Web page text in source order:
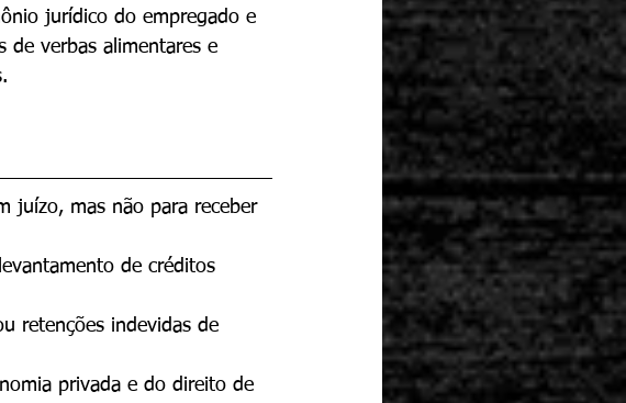
jurídico do empregado e
de verbas alimentares e
juízo, mas não para receber
de créditos
retenções indevidas de
privada e do direito de